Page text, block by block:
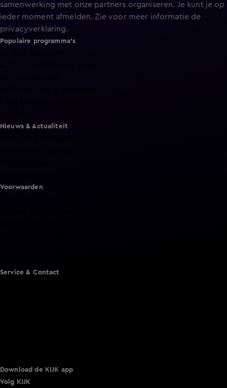
samenwerking met onze partners organiseren. Je kunt je op
ieder moment afmelden. Zie voor meer informatie de
privacyverklaring.
Populaire programma's
Nieuws & Actualiteit
Voorwaarden
Service & Contact
Download de KIJK app
Volg KIJK